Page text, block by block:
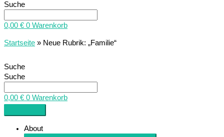
Suche
0,00 € 0 Warenkorb
Startseite » Neue Rubrik: „Familie“
Suche
Suche
0,00 € 0 Warenkorb
About